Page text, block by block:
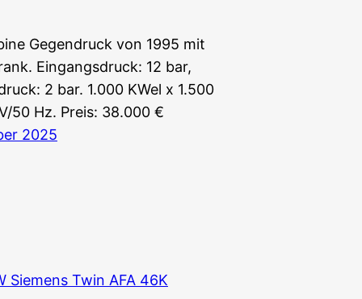
Gegendruck von 1995 mit
Eingangsdruck: 12 bar,
2 bar. 1.000 KWel x 1.500
50 Hz. Preis: 38.000 €
2025